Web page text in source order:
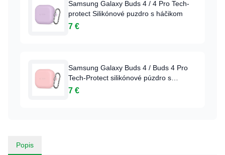
Samsung Galaxy Buds 4 / 4 Pro Tech-
protect Silikónové puzdro s háčikom
7 €
Samsung Galaxy Buds 4 / Buds 4 Pro
Tech-Protect silikónové púzdro s
háčikom
7 €
Popis